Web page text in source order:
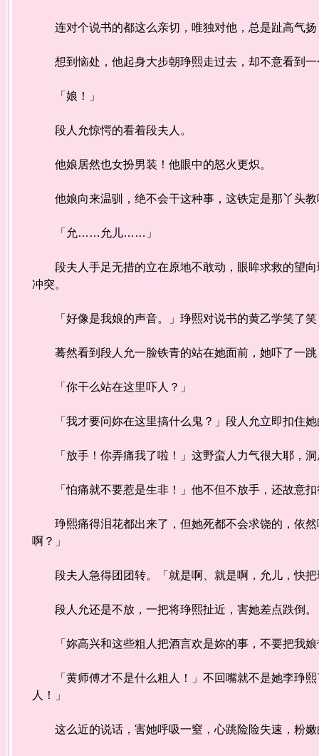
连对个说书的都这么亲切，唯独对他，总是趾高气扬
想到恼处，他起身大步朝琤熙走过去，却不意看到一
「娘！」
段人允惊愕的看着段夫人。
他娘居然也女扮男装！他眼中的怒火更炽。
他娘向来温驯，绝不会干这种事，这铁定是那丫头教
「允……允儿……」
段夫人手足无措的立在原地不敢动，眼眸求救的望向
冲突。
「好像是我娘的声音。」琤熙对说书的黄乙学笑了
蓦然看到段人允一脸铁青的站在她面前，她吓了一跳
「你干么站在这里吓人？」
「我才要问妳在这里搞什么鬼？」段人允立即扣住她
「放手！你弄痛我了啦！」这野蛮人力气很大耶，洞
「怕痛就不要惹是生非！」他不但不放手，还故意扣
琤熙痛得泪花都出来了，但她死都不会求饶的，依然
啊？」
段夫人急得团团转。「就是啊、就是啊，允儿，快把
段人允还是不放，一把将琤熙扯近，害她差点跌倒。
「妳高兴和这些粗人把酒言欢是妳的事，不要把我娘
「黄师傅才不是什么粗人！」不回嘴就不是她李琤熙
人！」
这么近的说话，害她呼吸一窒，心跳险险失速，粉嫩